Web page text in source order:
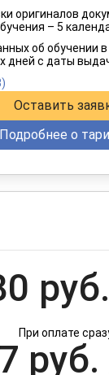
в рассрочку
оригиналов
– 5
об обучении
дней с даты
Оставить
Подробнее о
руб.
При оплате
руб.